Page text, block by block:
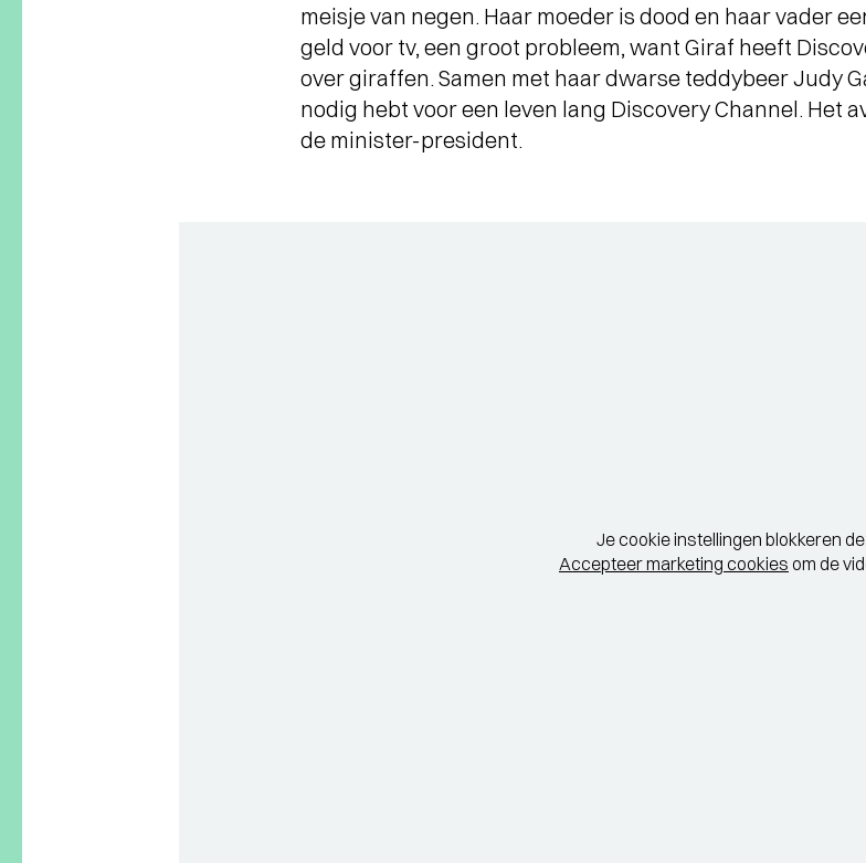
meisje van negen. Haar moeder is dood en haar vader
geld voor tv, een groot probleem, want Giraf heeft
over giraffen. Samen met haar dwarse teddybeer Judy
nodig hebt voor een leven lang Discovery Channel. Het
de minister-president.
Je cookie instellingen blokkeren
Accepteer marketing cookies om de